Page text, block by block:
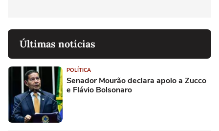
Últimas notícias
POLÍTICA
Senador Mourão declara apoio a Zucco
e Flávio Bolsonaro